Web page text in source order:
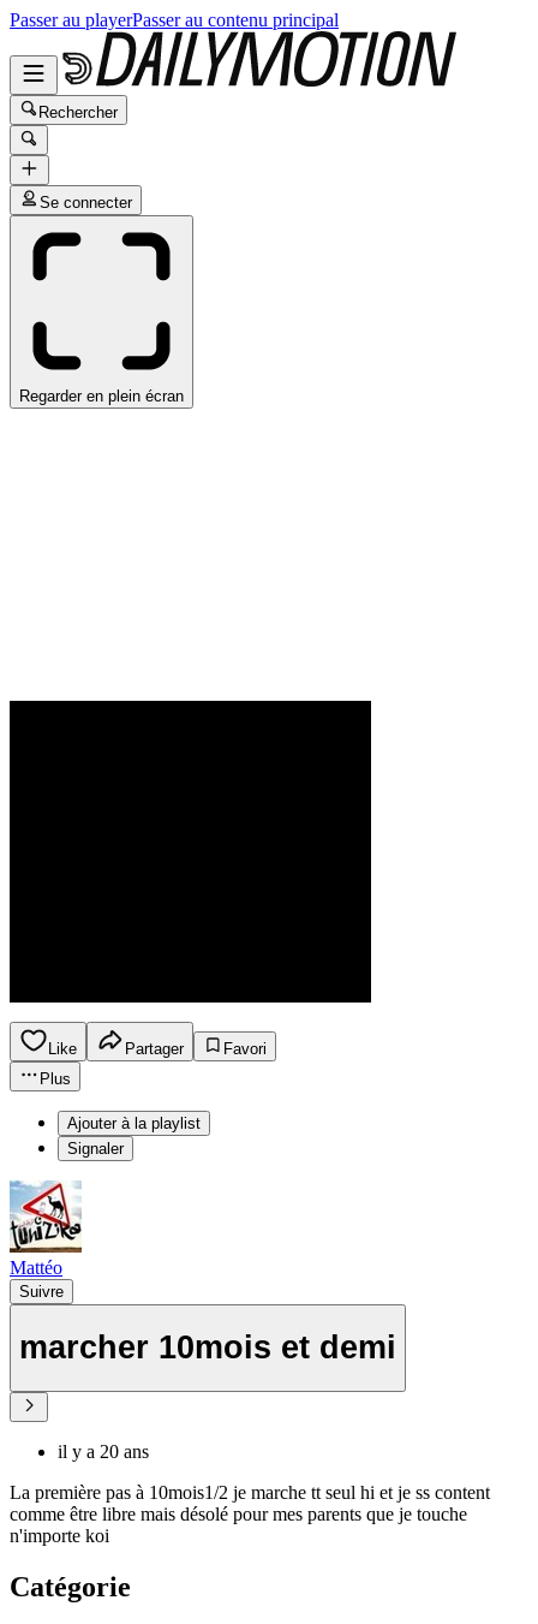
Passer au playerPasser au contenu principal
Rechercher
Se connecter
Regarder en plein écran
Like Partager
Favori
Plus
Ajouter à la playlist
Signaler
Mattéo
Suivre
marcher 10mois et demi
il y a 20 ans
La première pas à 10mois1/2 je marche tt seul hi et je ss content
comme être libre mais désolé pour mes parents que je touche
n'importe koi
Catégorie